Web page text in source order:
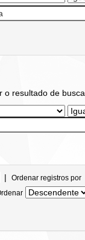
o resultado de busca.
| Ordenar registros por